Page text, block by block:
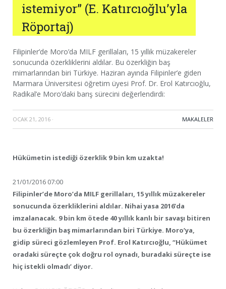
istemiyor” (E. Katırcıoğlu’yla
Röportaj)
Filipinler’de Moro’da MILF gerillaları, 15 yıllık müzakereler
sonucunda özerkliklerini aldılar. Bu özerkliğin baş
mimarlarından biri Türkiye. Haziran ayında Filipinler’e giden
Marmara Üniversitesi öğretim üyesi Prof. Dr. Erol Katırcıoğlu,
Radikal’e Moro’daki barış sürecini değerlendirdi:
OCAK 21, 2016 · MAKALELER
Hükümetin istediği özerklik 9 bin km uzakta!
21/01/2016 07:00
Filipinler’de Moro’da MILF gerillaları, 15 yıllık müzakereler
sonucunda özerkliklerini aldılar. Nihai yasa 2016’da
imzalanacak. 9 bin km ötede 40 yıllık kanlı bir savaşı bitiren
bu özerkliğin baş mimarlarından biri Türkiye. Moro’ya,
gidip süreci gözlemleyen Prof. Erol Katırcıoğlu, “Hükümet
oradaki süreçte çok doğru rol oynadı, buradaki süreçte ise
hiç istekli olmadı’ diyor.